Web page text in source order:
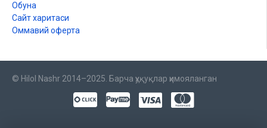
Обуна
Сайт харитаси
Оммавий оферта
© Hilol Nashr 2014–2025. Барча ҳуқуқлар ҳимояланган